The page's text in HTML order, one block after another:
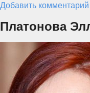
Добавить комментарий
Платонова